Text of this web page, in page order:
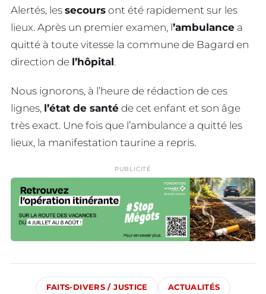
Alertés, les secours ont été rapidement sur les
lieux. Après un premier examen, l’ambulance a
quitté à toute vitesse la commune de Bagard en
direction de l’hôpital.
Nous ignorons, à l’heure de rédaction de ces
lignes, l’état de santé de cet enfant et son âge
très exact. Une fois que l’ambulance a quitté les
lieux, la manifestation taurine a repris.
PUBLICITÉ
FAITS-DIVERS / JUSTICE ACTUALITÉS